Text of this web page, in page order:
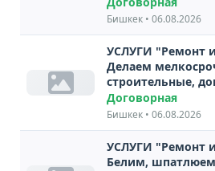
Бишкек • 06.08.2026
УСЛУГИ "Ремонт
Делаем
строительные,
побелка, покраска
Договорная
Бишкек • 06.08.2026
УСЛУГИ "Ремонт
Белим,